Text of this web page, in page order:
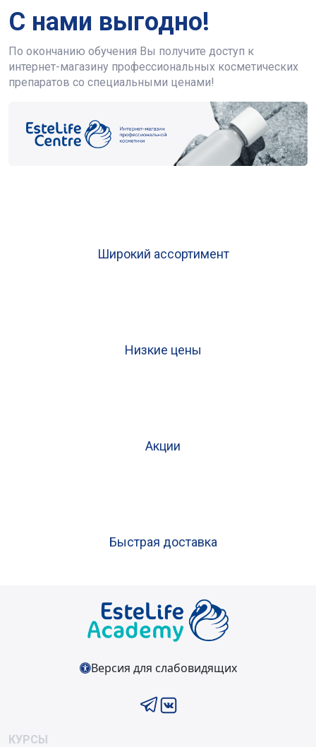
С нами выгодно!
По окончанию обучения Вы получите доступ к
интернет-магазину профессиональных косметических
препаратов со специальными ценами!
Широкий ассортимент
Низкие цены
Акции
Быстрая доставка
Версия для слабовидящих
КУРСЫ